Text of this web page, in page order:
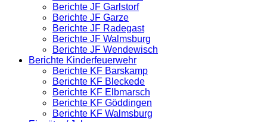
Berichte JF Garlstorf
Berichte JF Garze
Berichte JF Radegast
Berichte JF Walmsburg
Berichte JF Wendewisch
Berichte Kinderfeuerwehr
Berichte KF Barskamp
Berichte KF Bleckede
Berichte KF Elbmarsch
Berichte KF Göddingen
Berichte KF Walmsburg